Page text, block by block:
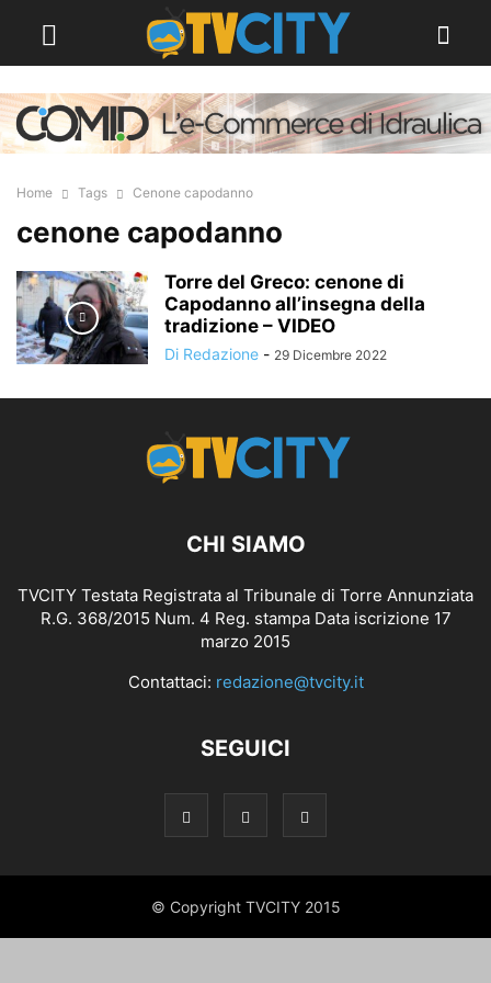
Home Tags Cenone capodanno
cenone capodanno
Torre del Greco: cenone di
Capodanno all’insegna della
tradizione – VIDEO
Di Redazione - 29 Dicembre 2022
CHI SIAMO
TVCITY Testata Registrata al Tribunale di Torre Annunziata
R.G. 368/2015 Num. 4 Reg. stampa Data iscrizione 17
marzo 2015
Contattaci: redazione@tvcity.it
SEGUICI
© Copyright TVCITY 2015